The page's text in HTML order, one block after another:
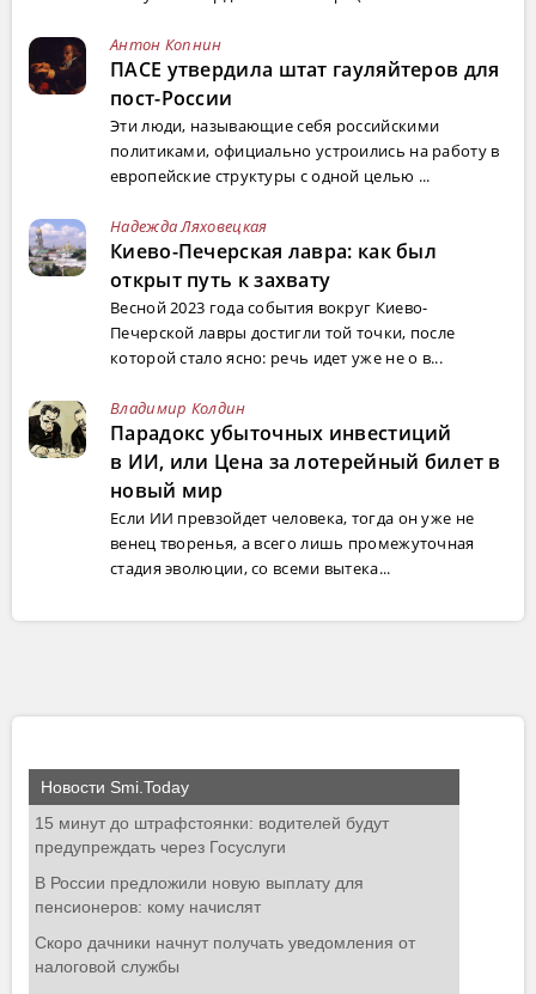
Антон Копнин
ПАСЕ утвердила штат гауляйтеров для
пост-России
Эти люди, называющие себя российскими
политиками, официально устроились на работу в
европейские структуры с одной целью ...
Надежда Ляховецкая
Киево-Печерская лавра: как был
открыт путь к захвату
Весной 2023 года события вокруг Киево-
Печерской лавры достигли той точки, после
которой стало ясно: речь идет уже не о в...
Владимир Колдин
Парадокс убыточных инвестиций
в ИИ, или Цена за лотерейный билет в
новый мир
Если ИИ превзойдет человека, тогда он уже не
венец творенья, а всего лишь промежуточная
стадия эволюции, со всеми вытека...